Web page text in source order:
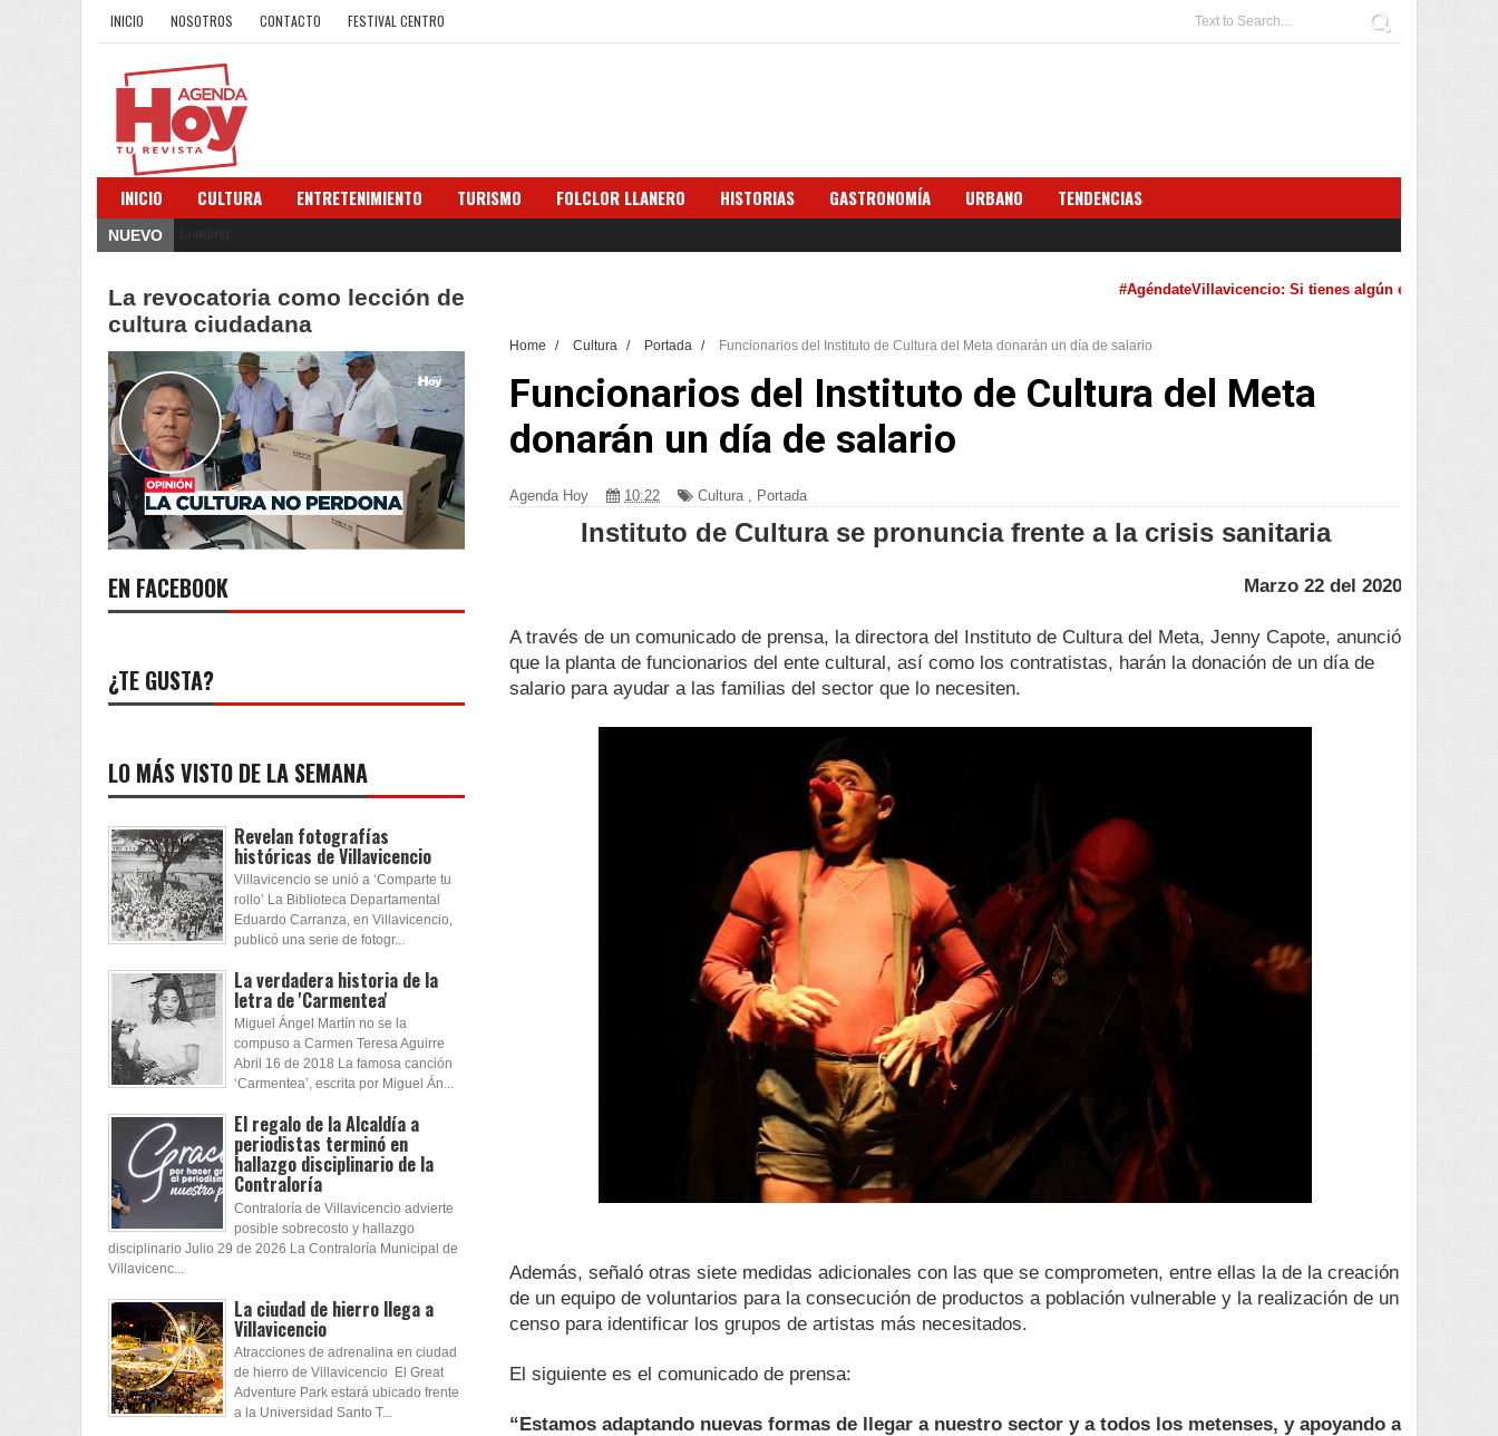
INICIO NOSOTROS CONTACTO FESTIVAL CENTRO
INICIO CULTURA ENTRETENIMIENTO TURISMO FOLCLOR LLANERO HISTORIAS GASTRONOMÍA URBANO TENDENCIAS
NUEVO
#AgéndateVillavicencio: Si tienes algún evento cultural que
Home / Cultura / Portada / Funcionarios del Instituto de Cultura del Meta donarán un día de salario
Funcionarios del Instituto de Cultura del Meta
donarán un día de salario
Agenda Hoy 10:22 Cultura, Portada
Instituto de Cultura se pronuncia frente a la crisis sanitaria
Marzo 22 del 2020
A través de un comunicado de prensa, la directora del Instituto de Cultura del Meta, Jenny Capote, anunció
que la planta de funcionarios del ente cultural, así como los contratistas, harán la donación de un día de
salario para ayudar a las familias del sector que lo necesiten.
Además, señaló otras siete medidas adicionales con las que se comprometen, entre ellas la de la creación
de un equipo de voluntarios para la consecución de productos a población vulnerable y la realización de un
censo para identificar los grupos de artistas más necesitados.
El siguiente es el comunicado de prensa:
“Estamos adaptando nuevas formas de llegar a nuestro sector y a todos los metenses, y apoyando a
La revocatoria como lección de
cultura ciudadana
EN FACEBOOK
¿TE GUSTA?
LO MÁS VISTO DE LA SEMANA
Revelan fotografías
históricas de Villavicencio
Villavicencio se unió a ‘Comparte tu
rollo’ La Biblioteca Departamental
Eduardo Carranza, en Villavicencio,
publicó una serie de fotogr...
La verdadera historia de la
letra de 'Carmentea'
Miguel Ángel Martín no se la
compuso a Carmen Teresa Aguirre
Abril 16 de 2018 La famosa canción
‘Carmentea’, escrita por Miguel Án...
El regalo de la Alcaldía a
periodistas terminó en
hallazgo disciplinario de la
Contraloría
Contraloría de Villavicencio advierte
posible sobrecosto y hallazgo
disciplinario Julio 29 de 2026 La Contraloría Municipal de
Villavicenc...
La ciudad de hierro llega a
Villavicencio
Atracciones de adrenalina en ciudad
de hierro de Villavicencio El Great
Adventure Park estará ubicado frente
a la Universidad Santo T...